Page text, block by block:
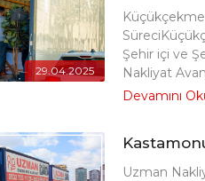
29.04.2025
Şehir içi ve
Nakliyat
Devamını
Uzman